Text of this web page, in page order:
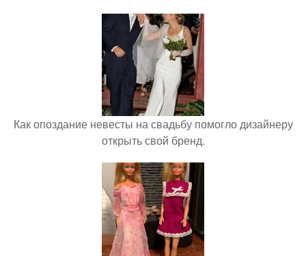
Как опоздание невесты на свадьбу помогло дизайнеру
открыть свой бренд.